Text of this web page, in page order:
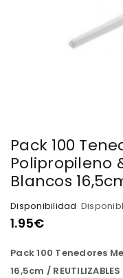
Pack 100
Polipropileno
Blancos
Disponibilidad
1.95€
Pack 100 Tenedores
16,5cm / REUTILIZABLES